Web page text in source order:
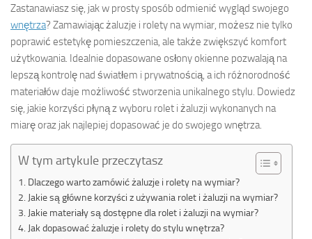
Zastanawiasz się, jak w prosty sposób odmienić wygląd swojego
wnętrza? Zamawiając żaluzje i rolety na wymiar, możesz nie tylko
poprawić estetykę pomieszczenia, ale także zwiększyć komfort
użytkowania. Idealnie dopasowane osłony okienne pozwalają na
lepszą kontrolę nad światłem i prywatnością, a ich różnorodność
materiałów daje możliwość stworzenia unikalnego stylu. Dowiedz
się, jakie korzyści płyną z wyboru rolet i żaluzji wykonanych na
miarę oraz jak najlepiej dopasować je do swojego wnętrza.
W tym artykule przeczytasz
Dlaczego warto zamówić żaluzje i rolety na wymiar?
Jakie są główne korzyści z używania rolet i żaluzji na wymiar?
Jakie materiały są dostępne dla rolet i żaluzji na wymiar?
Jak dopasować żaluzje i rolety do stylu wnętrza?